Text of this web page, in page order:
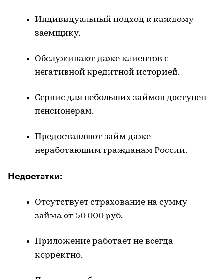
Индивидуальный подход к каждому
заемщику.
Обслуживают даже клиентов с
негативной кредитной историей.
Сервис для небольших займов доступен
пенсионерам.
Предоставляют займ даже
неработающим гражданам России.
Недостатки:
Отсутствует страхование на сумму
займа от 50 000 руб.
Приложение работает не всегда
корректно.